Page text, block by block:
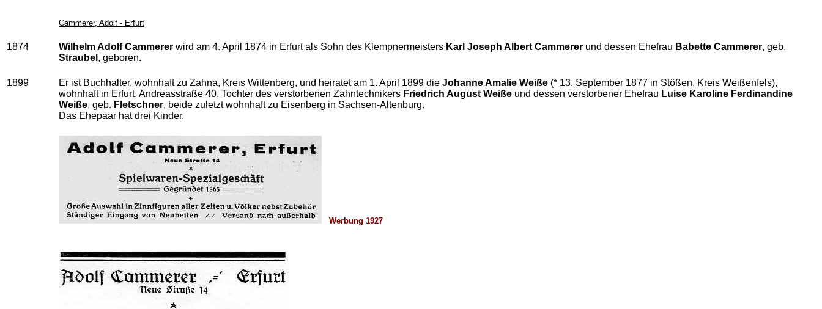
Cammerer, Adolf - Erfurt
1874 WilhelmAdolfCammerer wird am 4. April 1874 in Erfurt als Sohn des Klempnermeisters Karl Joseph Albert Cammerer und dessen Ehefrau Babette Cammerer, geb.
Straubel , geboren.
1899 Er ist Buchhalter, wohnhaft zu Zahna, Kreis Wittenberg, und heiratet am 1. April 1899 die Johanne Amalie Weiße (* 13. September 1877 in Stößen, Kreis Weißenfels),
wohnhaft in Erfurt, Andreasstraße 40, Tochter des verstorbenen Zahntechnikers Friedrich August Weiße und dessen verstorbener Ehefrau Luise Karoline Ferdinandine
Weiße, geb. Fletschner, beide zuletzt wohnhaft zu Eisenberg in Sachsen-Altenburg.
Das Ehepaar hat drei Kinder.
Werbung 1927